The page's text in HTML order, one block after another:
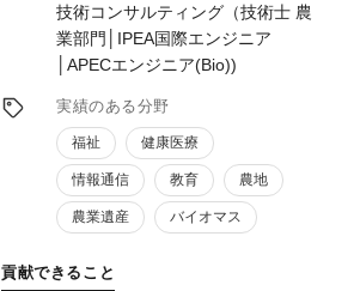
技術コンサルティング（技術士 農
業部門│IPEA国際エンジニア
│APECエンジニア(Bio))
実績のある分野
福祉 健康医療
情報通信 教育 農地
農業遺産 バイオマス
貢献できること